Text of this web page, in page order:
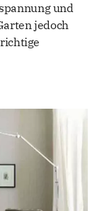
und
jedoch